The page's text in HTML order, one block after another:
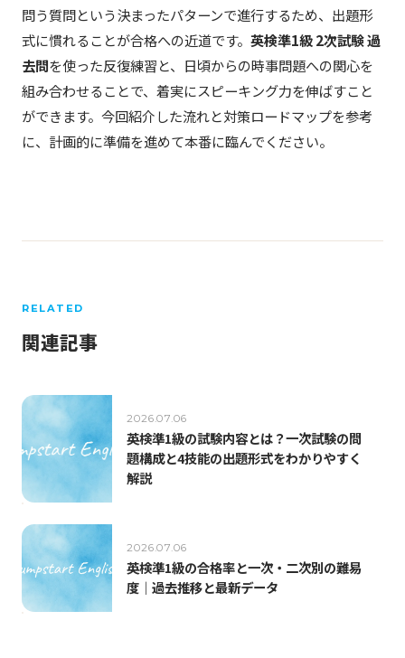
問う質問という決まったパターンで進行するため、出題形
式に慣れることが合格への近道です。 英検準1級 2次試験 過
去問を使った反復練習と、日頃からの時事問題への関心を
組み合わせることで、着実にスピーキング力を伸ばすこと
ができます。今回紹介した流れと対策ロードマップを参考
に、計画的に準備を進めて本番に臨んでください。
RELATED
関連記事
2026.07.06
英検準1級の試験内容とは？一次試験の問
題構成と4技能の出題形式をわかりやすく
解説
2026.07.06
英検準1級の合格率と一次・二次別の難易
度｜過去推移と最新データ